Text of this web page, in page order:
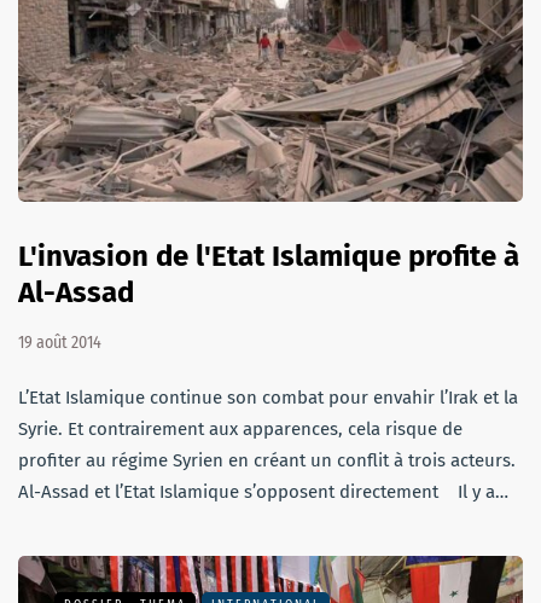
L'invasion de l'Etat Islamique profite à
Al-Assad
19 août 2014
L’Etat Islamique continue son combat pour envahir l’Irak et la
Syrie. Et contrairement aux apparences, cela risque de
profiter au régime Syrien en créant un conflit à trois acteurs.
Al-Assad et l’Etat Islamique s’opposent directement Il y a…